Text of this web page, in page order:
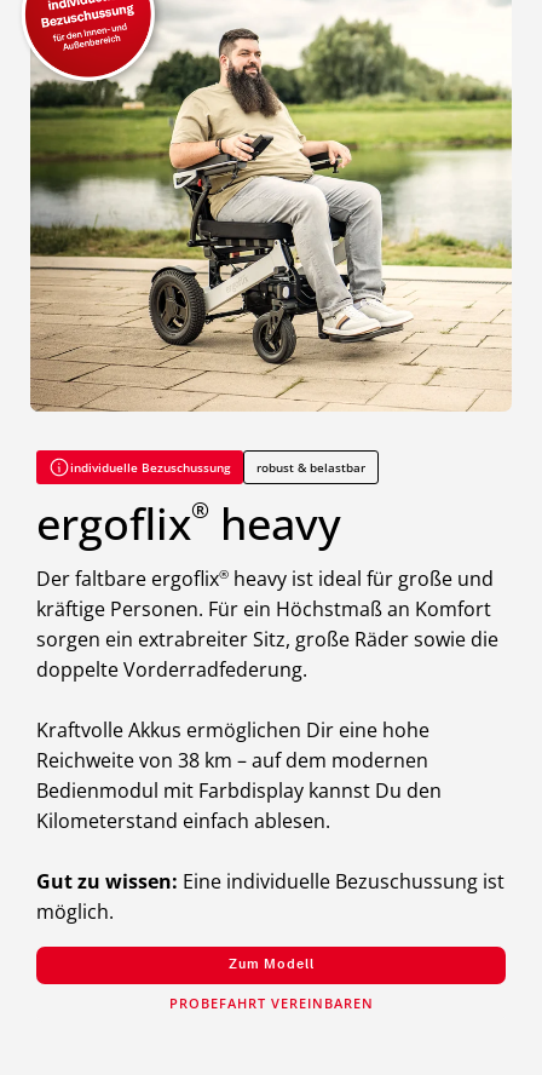
individuelle Bezuschussung robust & belastbar
ergoflix® heavy
Der faltbare ergoflix® heavy ist ideal für große und
kräftige Personen. Für ein Höchstmaß an Komfort
sorgen ein extrabreiter Sitz, große Räder sowie die
doppelte Vorderradfederung.
Kraftvolle Akkus ermöglichen Dir eine hohe
Reichweite von 38 km – auf dem modernen
Bedienmodul mit Farbdisplay kannst Du den
Kilometerstand einfach ablesen.
Gut zu wissen: Eine individuelle Bezuschussung ist
möglich.
Zum Modell
PROBEFAHRT VEREINBAREN